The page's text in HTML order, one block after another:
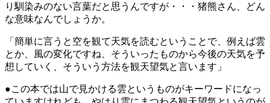
り馴染みのない言葉だと思うんですが・・・猪熊さん、どん
な意味なんでしょうか。
「簡単に言うと空を観て天気を読むということで、例えば雲
とか、風の変化ですね、そういったものから今後の天気を予
想していく、そういう方法を観天望気と言います」
●この本では山で見かける雲というものがキーワードになっ